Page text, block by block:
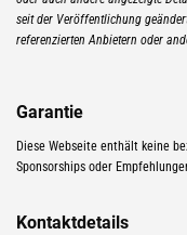
seit der Veröffentlichung
referenzierten Anbietern oder
Garantie
Diese Webseite enthält keine
Sponsorships oder
Kontaktdetails